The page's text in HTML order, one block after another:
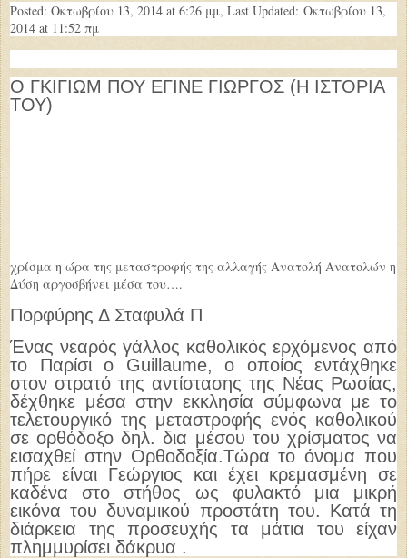
Posted: Οκτωβρίου 13, 2014 at 6:26 μμ, Last Updated: Οκτωβρίου 13,
2014 at 11:52 πμ
Ο ΓΚΙΓΙΩΜ ΠΟΥ ΕΓΙΝΕ ΓΙΩΡΓΟΣ (H IΣΤΟΡΙΑ
ΤΟΥ)
χρίσμα η ώρα της μεταστροφής της αλλαγής Ανατολή Ανατολών η
Δύση αργοσβήνει μέσα του….
Πορφύρης Δ Σταφυλά Π
Ένας νεαρός γάλλος καθολικός ερχόμενος από
το Παρίσι ο Guillaume, ο οποίος εντάχθηκε
στον στρατό της αντίστασης της Nέας Ρωσίας,
δέχθηκε μέσα στην εκκλησία σύμφωνα με το
τελετουργικό της μεταστροφής ενός καθολικού
σε ορθόδοξο δηλ. δια μέσου του χρίσματος να
εισαχθεί στην Ορθοδοξία.Τώρα το όνομα που
πήρε είναι Γεώργιος και έχει κρεμασμένη σε
καδένα στο στήθος ως φυλακτό μια μικρή
εικόνα του δυναμικού προστάτη του. Κατά τη
διάρκεια της προσευχής τα μάτια του είχαν
πλημμυρίσει δάκρυα .